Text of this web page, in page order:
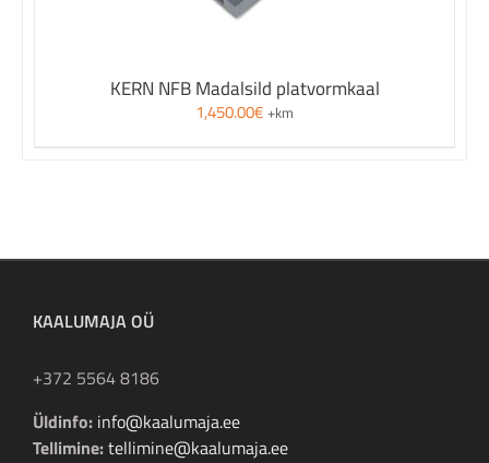
KERN NFB Madalsild platvormkaal
1,450.00€ +km
KAALUMAJA OÜ
+372 5564 8186
Üldinfo: info@kaalumaja.ee
Tellimine:tellimine@kaalumaja.ee